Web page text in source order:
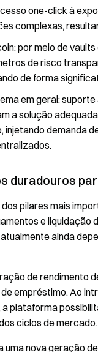
one-click à
complexas,
por meio de
de risco
de forma
em geral:
a solução
injetando demanda
duradouros
pilares mais
e liquidação
ainda
de rendimento
empréstimo. Ao
plataforma
ciclos de mercado.
nova geração